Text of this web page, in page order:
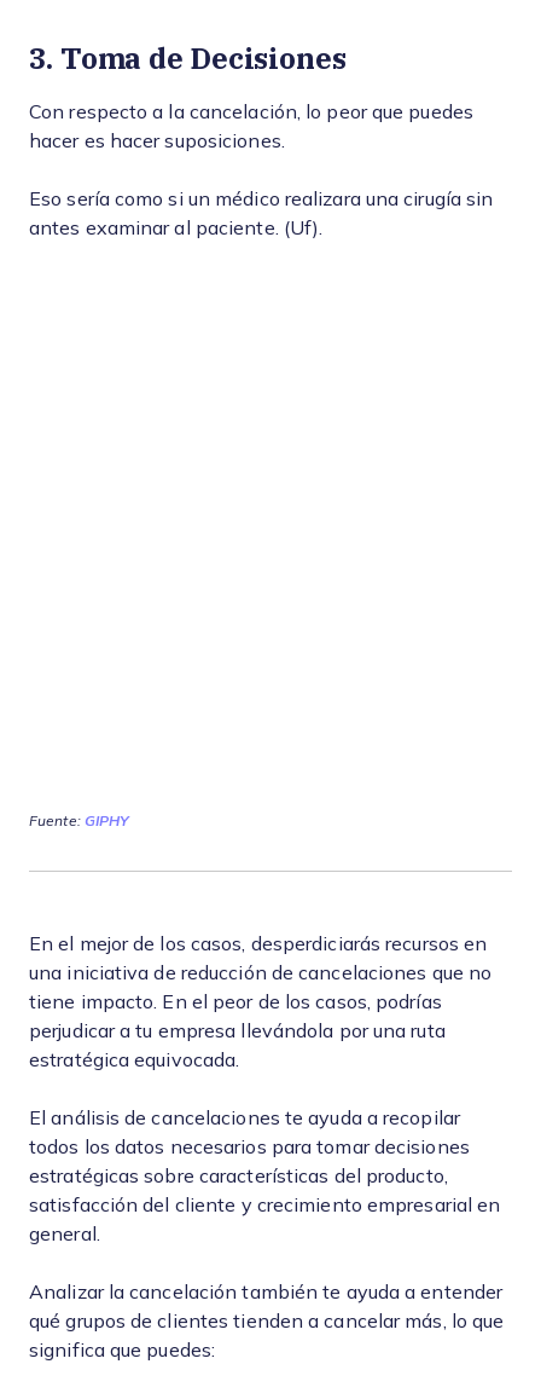
3. Toma de Decisiones
Con respecto a la cancelación, lo peor que puedes
hacer es hacer suposiciones.
Eso sería como si un médico realizara una cirugía sin
antes examinar al paciente. (Uf).
Fuente:GIPHY
En el mejor de los casos, desperdiciarás recursos en
una iniciativa de reducción de cancelaciones que no
tiene impacto. En el peor de los casos, podrías
perjudicar a tu empresa llevándola por una ruta
estratégica equivocada.
El análisis de cancelaciones te ayuda a recopilar
todos los datos necesarios para tomar decisiones
estratégicas sobre características del producto,
satisfacción del cliente y crecimiento empresarial en
general.
Analizar la cancelación también te ayuda a entender
qué grupos de clientes tienden a cancelar más, lo que
significa que puedes: